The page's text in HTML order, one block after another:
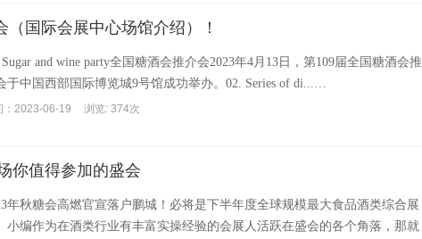
国际会展中心场馆介绍）！
and wine party全国糖酒会推介会2023年4月13日，第109届全国糖酒会推
于中国西部国际博览城9号馆成功举办。02. Series of di...…
：2023-06-19 浏览: 374次
你值得参加的盛会
年秋糖会高燃官宣落户鹏城！必将是下半年度全球规模最大食品酒类综合展
小编作为在酒类行业有丰富实操经验的会展人活跃在盛会的各个角落，那就